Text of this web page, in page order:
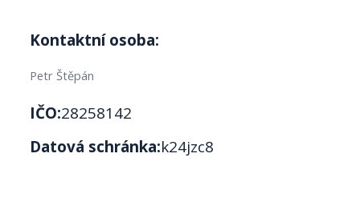
Kontaktní osoba:
Petr Štěpán
IČO:28258142
Datová schránka:k24jzc8